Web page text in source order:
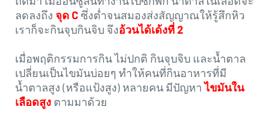
ลดลงถึง จุด C ซึ่งต่ำจนสมองส่งสัญญาณให้รู้สึกหิว
เราก็จะกินจุบกินจิบ จึงอ้วนได้เด้งที่ 2
เมื่อพฤติกรรมการกิน ไม่ปกติ กินจุบจิบ และน้ำตาล
เปลี่ยนเป็นไขมันบ่อยๆ ทำให้คนที่กินอาหารที่มี
น้ำตาลสูง (หรือแป้งสูง) หลายคน มีปัญหา ไขมันใน
เลือดสูง ตามมาด้วย